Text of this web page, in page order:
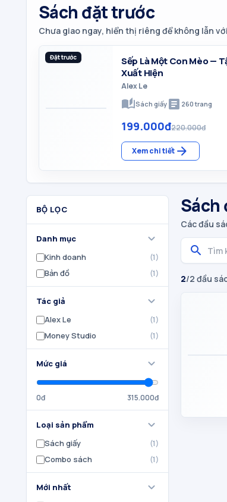
Sách đặt trước
Chưa giao ngay, hiển thị riêng để không lẫn
Đặt trước
Sếp Là Một Con Mèo —
Xuất Hiện
Alex Le
auto_storiesSách giấy article 260trang
199.000đ220.000đ
Xem chi tiết arrow_forward
BỘ LỌC
Danh mục expand_more
Kinh doanh (1)
Bản đồ (1)
Tác giả expand_more
Alex Le (1)
Money Studio (1)
Mức giá expand_more
0đ 315.000đ
Loại sản phẩm expand_more
Sách giấy (1)
Combo sách (1)
Mới nhất expand_more
Sách
Các đầu
search
2/2 đầu